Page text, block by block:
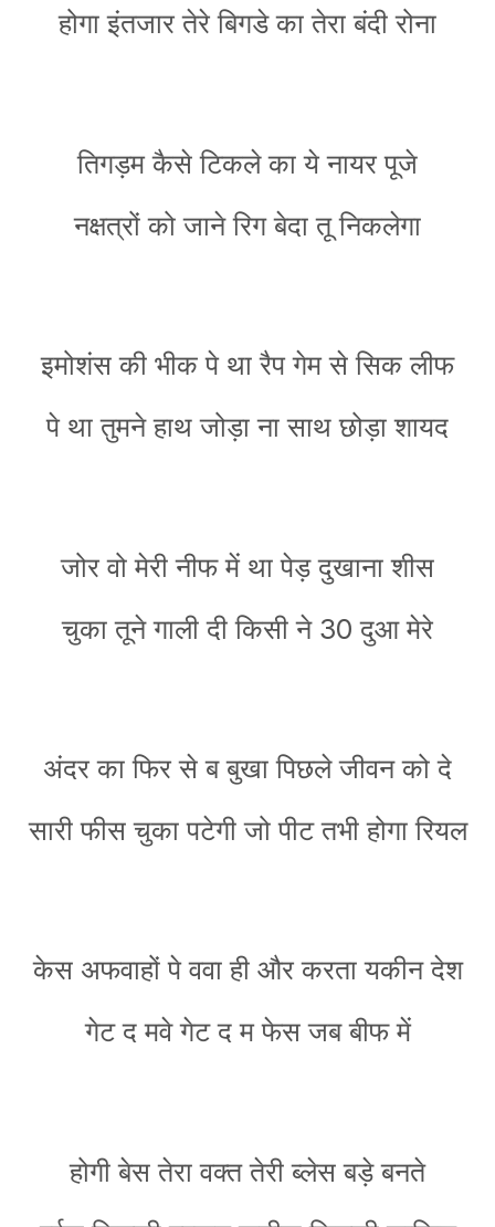
होगा इंतजार तेरे बिगडे का तेरा बंदी रोना
तिगड़म कैसे टिकले का ये नायर पूजे
नक्षत्रों को जाने रिग बेदा तू निकलेगा
इमोशंस की भीक पे था रैप गेम से सिक लीफ
पे था तुमने हाथ जोड़ा ना साथ छोड़ा शायद
जोर वो मेरी नीफ में था पेड़ दुखाना शीस
चुका तूने गाली दी किसी ने 30 दुआ मेरे
अंदर का फिर से ब बुखा पिछले जीवन को दे
सारी फीस चुका पटेगी जो पीट तभी होगा रियल
केस अफवाहों पे ववा ही और करता यकीन देश
गेट द मवे गेट द म फेस जब बीफ में
होगी बेस तेरा वक्त तेरी ब्लेस बड़े बनते